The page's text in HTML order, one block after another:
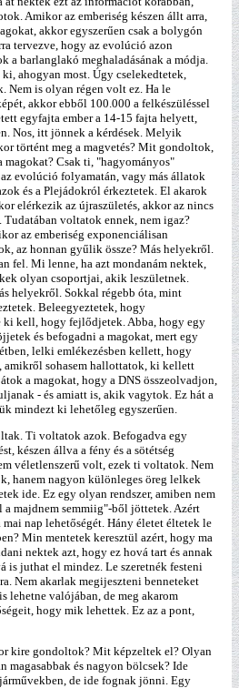
Amikor az emberiség készen állt arra,
akkor egyszerűen csak a bolygón
tervezve, hogy az evolúció azon
a barlanglakó meghaladásának a módja.
ahogyan most. Úgy cselekedtetek,
Nem is olyan régen volt ez. Ha le
akkor ebből 100.000 a felkészüléssel
egyfajta ember a 14-15 fajta helyett,
Nos, itt jönnek a kérdések. Melyik
történt meg a magvetés? Mit gondoltok,
Csak ti, "hagyományos"
evolúció folyamatán, vagy más állatok
és a Plejádokról érkeztetek. El akarok
elérkezik az újraszületés, akkor az nincs
voltatok ennek, nem igaz?
az emberiség exponenciálisan
az honnan gyűlik össze? Más helyekről.
fel. Mi lenne, ha azt mondanám nektek,
olyan csoportjai, akik leszületnek.
helyekről. Sokkal régebb óta, mint
Beleegyeztetek, hogy
ki kell, hogy fejlődjetek. Abba, hogy egy
és befogadni a magokat, mert egy
lelki emlékezésben kellett, hogy
sohasem hallottatok, ki kellett
a magokat, hogy a DNS összeolvadjon,
- és amiatt is, akik vagytok. Ez hát a
mindezt ki lehetőleg egyszerűen.
Ti voltatok azok. Befogadva egy
készen állva a fény és a sötétség
véletlenszerű volt, ezek ti voltatok. Nem
hanem nagyon különleges öreg lelkek
ide. Ez egy olyan rendszer, amiben nem
majdnem semmiig"-ből jöttetek. Azért
nap lehetőségét. Hány életet éltetek le
Min mentetek keresztül azért, hogy ma
nektek azt, hogy ez hová tart és annak
is juthat el mindez. Le szeretnék festeni
Nem akarlak megijeszteni benneteket
lehetne valójában, de meg akarom
hogy mik lehettek. Ez az a pont,
kire gondoltok? Mit képzeltek el? Olyan
magasabbak és nagyon bölcsek? Ide
de ide fognak jönni. Egy